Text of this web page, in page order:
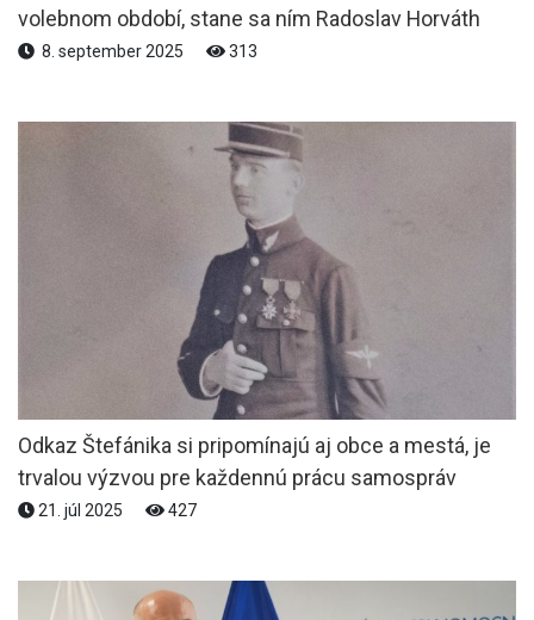
volebnom období, stane sa ním Radoslav Horváth
8. september 2025 313
Odkaz Štefánika si pripomínajú aj obce a mestá, je
trvalou výzvou pre každennú prácu samospráv
21. júl 2025 427